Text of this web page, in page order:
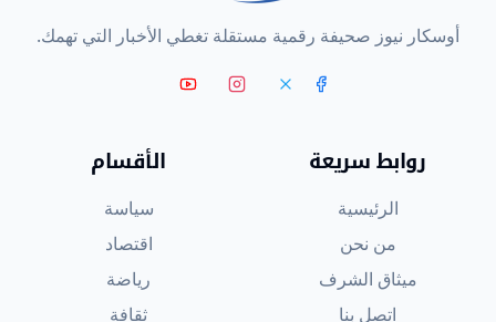
أوسكار نيوز صحيفة رقمية مستقلة تغطي الأخبار التي تهمك.
روابط سريعة
الرئيسية
من نحن
ميثاق الشرف
اتصل بنا
الأقسام
سياسة
اقتصاد
رياضة
ثقافة